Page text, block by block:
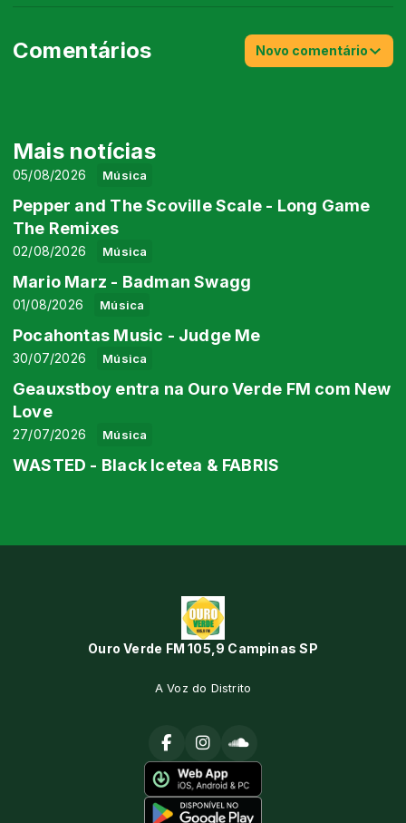
Comentários Novo comentário
Mais notícias
Música
05/08/2026
Pepper and The Scoville Scale - Long Game
The Remixes
Música
02/08/2026
Mario Marz - Badman Swagg
Música
01/08/2026
Pocahontas Music - Judge Me
Música
30/07/2026
Geauxstboy entra na Ouro Verde FM com New
Love
Música
27/07/2026
WASTED - Black Icetea & FABRIS
Ouro Verde FM 105,9 Campinas SP
A Voz do Distrito